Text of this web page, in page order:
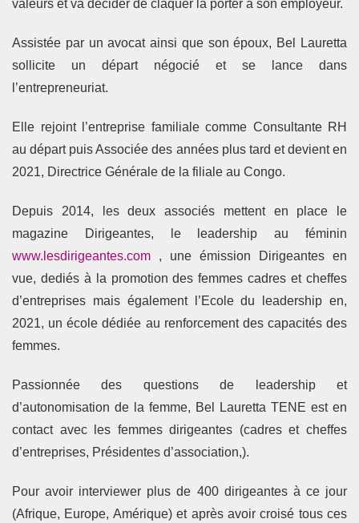
valeurs et va décider de claquer la porter à son employeur.
Assistée par un avocat ainsi que son époux, Bel Lauretta
sollicite un départ négocié et se lance dans
l’entrepreneuriat.
Elle rejoint l’entreprise familiale comme Consultante RH
au départ puis Associée des années plus tard et devient en
2021, Directrice Générale de la filiale au Congo.
Depuis 2014, les deux associés mettent en place le
magazine Dirigeantes, le leadership au féminin
www.lesdirigeantes.com , une émission Dirigeantes en
vue, dediés à la promotion des femmes cadres et cheffes
d’entreprises mais également l’Ecole du leadership en,
2021, un école dédiée au renforcement des capacités des
femmes.
Passionnée des questions de leadership et
d’autonomisation de la femme, Bel Lauretta TENE est en
contact avec les femmes dirigeantes (cadres et cheffes
d’entreprises, Présidentes d’association,).
Pour avoir interviewer plus de 400 dirigeantes à ce jour
(Afrique, Europe, Amérique) et après avoir croisé tous ces